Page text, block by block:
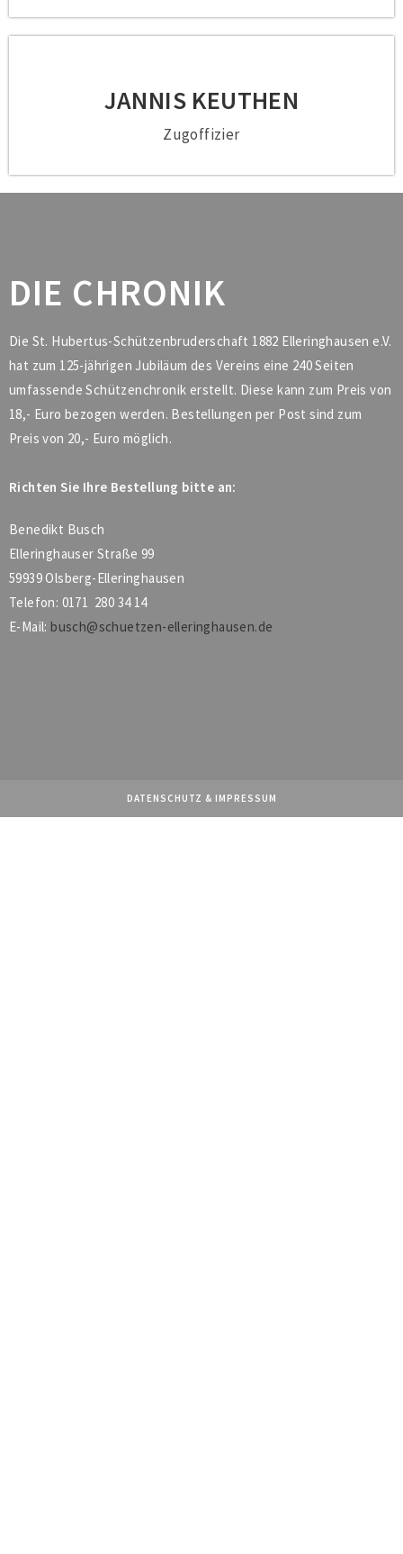
JANNIS KEUTHEN
Zugoffizier
DIE CHRONIK
Die St. Hubertus-Schützenbruderschaft 1882 Elleringhausen e.V.
hat zum 125-jährigen Jubiläum des Vereins eine 240 Seiten
umfassende Schützenchronik erstellt. Diese kann zum Preis von
18,- Euro bezogen werden. Bestellungen per Post sind zum
Preis von 20,- Euro möglich.
Richten Sie Ihre Bestellung bitte an:
Benedikt Busch
Elleringhauser Straße 99
59939 Olsberg-Elleringhausen
Telefon: 0171 280 34 14
E-Mail: busch@schuetzen-elleringhausen.de
DATENSCHUTZ & IMPRESSUM